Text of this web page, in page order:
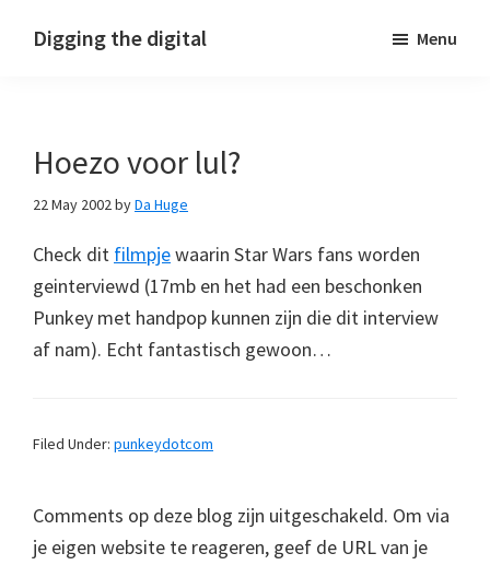
Digging the digital Menu
Hoezo voor lul?
22 May 2002byDa Huge
Check dit filmpjewaarin Star Wars fans worden
geinterviewd (17mb en het had een beschonken
Punkey met handpop kunnen zijn die dit interview
af nam). Echt fantastisch gewoon…
Filed Under: punkeydotcom
Comments op deze blog zijn uitgeschakeld. Om via
je eigen website te reageren, geef de URL van je